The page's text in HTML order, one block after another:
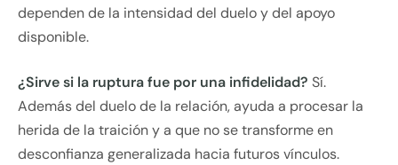
dependen de la intensidad del duelo y del apoyo
disponible.
¿Sirve si la ruptura fue por una infidelidad? Sí.
Además del duelo de la relación, ayuda a procesar la
herida de la traición y a que no se transforme en
desconfianza generalizada hacia futuros vínculos.